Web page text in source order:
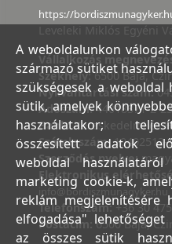
https://
Leveleki Miklós Egyéni
Vállalkozás
Székhely:6500 Baja,
Nyilvántartási szám:
Adószám:44018371-2-23
Bank:Kereskedelmi és
Számlaszám:10402513-
Szerződés nyelve:
Elektronikus
info@bordiszmunagyker.hu
Telefonszám: +36 30
Postacím:6500 Baja,
A weboldalunkon
származó sütiket
szükségesek a weboldal
sütik, amelyek
használatakor;
összesített adatok
weboldal
marketing cookie-k,
reklám megjelenítésére
elfogadása"
az összes sütik